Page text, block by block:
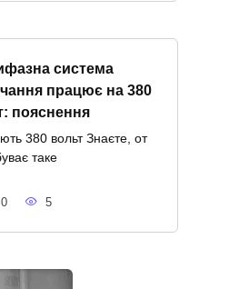
система
працює на 380
пояснення
380 вольт Знаєте, от
таке
0 5